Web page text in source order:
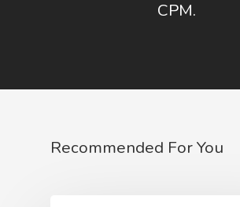
CPM.
Recommended For You